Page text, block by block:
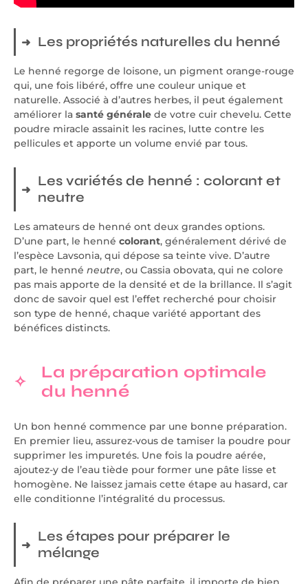
Les propriétés naturelles du henné
Le henné regorge de loisone, un pigment orange-rouge
qui, une fois libéré, offre une couleur unique et
naturelle. Associé à d’autres herbes, il peut également
améliorer la santé générale de votre cuir chevelu. Cette
poudre miracle assainit les racines, lutte contre les
pellicules et apporte un volume envié par tous.
Les variétés de henné : colorant et
neutre
Les amateurs de henné ont deux grandes options.
D’une part, le henné colorant, généralement dérivé de
l’espèce Lavsonia, qui dépose sa teinte vive. D’autre
part, le henné neutre, ou Cassia obovata, qui ne colore
pas mais apporte de la densité et de la brillance. Il s’agit
donc de savoir quel est l’effet recherché pour choisir
son type de henné, chaque variété apportant des
bénéfices distincts.
La préparation optimale
du henné
Un bon henné commence par une bonne préparation.
En premier lieu, assurez-vous de tamiser la poudre pour
supprimer les impuretés. Une fois la poudre aérée,
ajoutez-y de l’eau tiède pour former une pâte lisse et
homogène. Ne laissez jamais cette étape au hasard, car
elle conditionne l’intégralité du processus.
Les étapes pour préparer le
mélange